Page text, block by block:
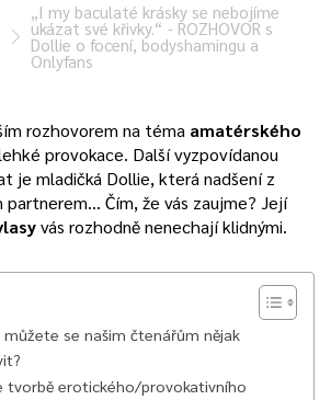
„I my baculaté krásky se nebojíme
ukázat své křivky.“ - ROZHOVOR s
Dollie o focení, bodyshamingu a
Onlyfans
rozhovorem na téma amatérského
provokace. Další vyzpovídanou
je mladičká Dollie, která nadšení z
partnerem… Čím, že vás zaujme? Její
vás rozhodně nenechají klidnými.
se našim čtenářům nějak
tvorbě erotického/provokativního